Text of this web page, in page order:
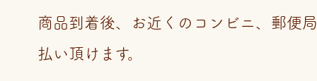
商品到着後、お近くのコンビニ、郵便
払い頂けます。